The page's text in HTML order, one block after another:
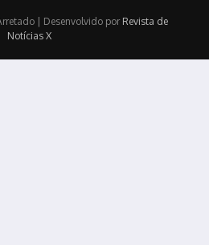
| Desenvolvido por Revista de
Notícias X